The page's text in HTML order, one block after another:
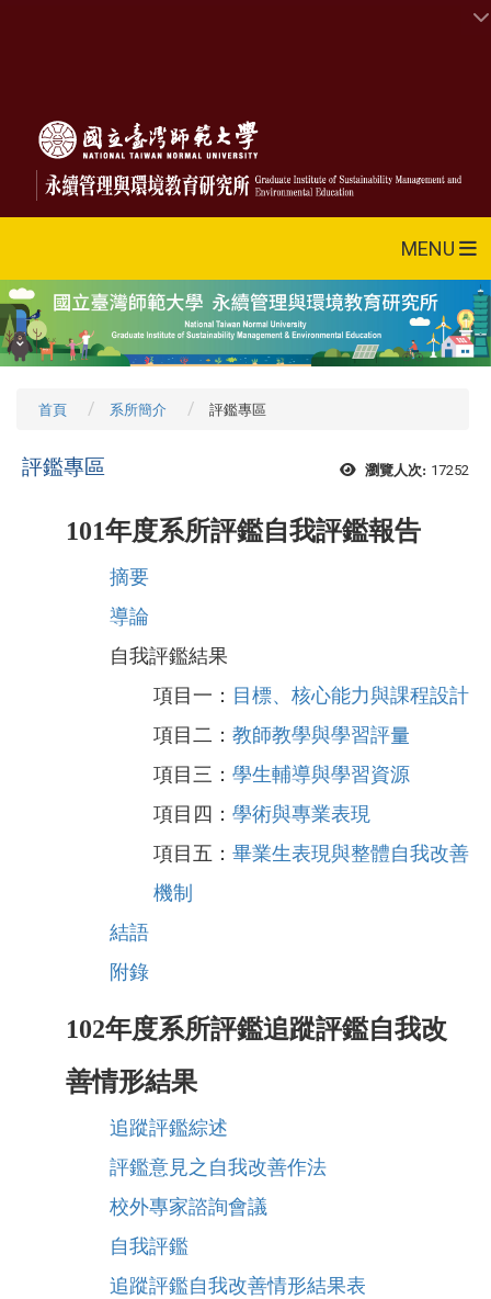
MENU
首頁 系所簡介 評鑑專區
瀏覽人次: 17252
評鑑專區
101年度系所評鑑自我評鑑報告
摘要
導論
自我評鑑結果
項目一： 目標、核心能力與課程設計
項目二： 教師教學與學習評量
項目三： 學生輔導與學習資源
項目四： 學術與專業表現
項目五： 畢業生表現與整體自我改善
機制
結語
附錄
102年度系所評鑑追蹤評鑑自我改
善情形結果
追蹤評鑑綜述
評鑑意見之自我改善作法
校外專家諮詢會議
自我評鑑
追蹤評鑑自我改善情形結果表